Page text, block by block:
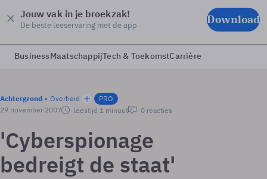
Jouw vak in je broekzak!
De beste leeservaring met de app Download
BusinessMaatschappijTech & ToekomstCarrière
Achtergrond Overheid
PRO
29 november 2007
leestijd 1 minuut 0 reacties
'Cyberspionage
bedreigt de staat'